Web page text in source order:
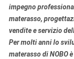
impegno
materasso,
vendite e servizio
Per molti anni lo
materasso di NOBO